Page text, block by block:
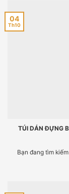
TÚI DÁN ĐỰNG
Bạn đang tìm
04
Th10